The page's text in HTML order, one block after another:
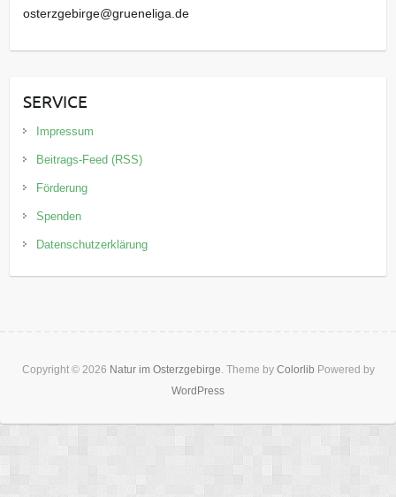
osterzgebirge@grueneliga.de
SERVICE
Impressum
Beitrags-Feed (RSS)
Förderung
Spenden
Datenschutzerklärung
Copyright © 2026 Natur im Osterzgebirge. Theme by Colorlib Powered by
WordPress